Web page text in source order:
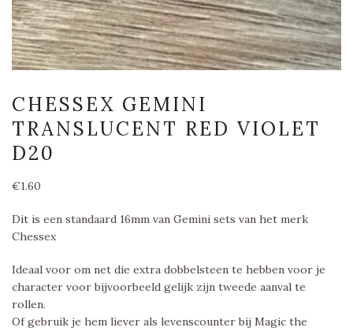
CHESSEX GEMINI
TRANSLUCENT RED VIOLET
D20
€1.60
Dit is een standaard 16mm van Gemini sets van het merk
Chessex
Ideaal voor om net die extra dobbelsteen te hebben voor je
character voor bijvoorbeeld gelijk zijn tweede aanval te
rollen.
Of gebruik je hem liever als levenscounter bij Magic the